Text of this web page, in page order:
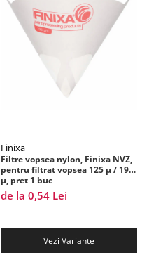
Finixa
Filtre vopsea nylon, Finixa NVZ,
pentru filtrat vopsea 125 µ / 190
µ, pret 1 buc
de la 0,54 Lei
Vezi Variante